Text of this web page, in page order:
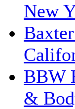
New
BBW
&